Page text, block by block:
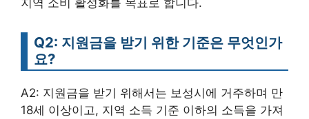
Q2: 지원금을 받기 위한 기준은 무엇인가
요?
A2: 지원금을 받기 위해서는 보성시에 거주하며 만
18세 이상이고, 지역 소득 기준 이하의 소득을 가져